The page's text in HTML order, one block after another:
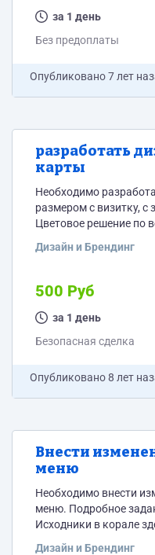
за 1 день
Без предоплаты
Опубликовано7 лет
разработать
карты
Необходимо
размером с визитку, с
Цветовое решение по
зелёные тона, но не
придумать После
нужно просто
Дизайн и Брендинг
500 Руб
за 1 день
Безопасная сделка
Опубликовано8 лет
Внести
меню
Необходимо внести
меню. Подробное
Исходники в корале
Дизайн и Брендинг